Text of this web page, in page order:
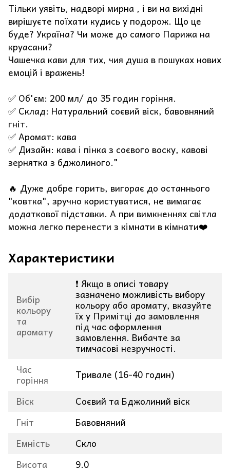
Тільки уявіть, надворі мирна , і ви на вихідні
вирішуєте поїхати кудись у подорож. Що це
буде? Україна? Чи може до самого Парижа на
круасани?
Чашечка кави для тих, чия душа в пошуках нових
емоцій і вражень!
✅ Об'єм: 200 мл/ до 35 годин горіння.
✅ Склад: Натуральний соєвий віск, бавовняний
гніт.
✅ Аромат: кава
✅ Дизайн: кава і пінка з соєвого воску, кавові
зернятка з бджолиного."
🔥 Дуже добре горить, вигорає до останнього
"ковтка", зручно користуватися, не вимагає
додаткової підставки. А при вимкненнях світла
можна легко перенести з кімнати в кімнати❤️
Характеристики
Вибір
кольору
та
аромату
❗ Якщо в описі товару
зазначено можливість вибору
кольору або аромату, вказуйте
їх у Примітці до замовлення
під час оформлення
замовлення. Вибачте за
тимчасові незручності.
Час
горіння
Тривале (16-40 годин)
Віск
Соєвий та Бджолиний віск
Гніт
Бавовняний
Емність
Скло
Висота
9.0